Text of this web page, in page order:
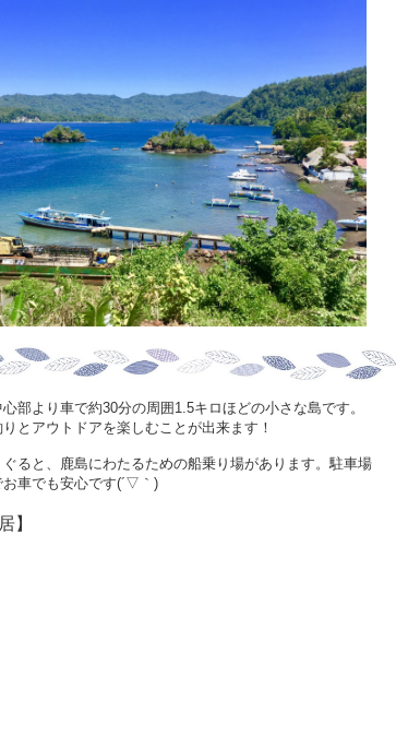
心部より車で約30分の周囲1.5キロほどの小さな島です。
とアウトドアを楽しむことが出来ます！
ると、鹿島にわたるための船乗り場があります。 駐車場
お車でも安心です(´▽｀)
】